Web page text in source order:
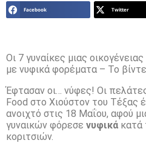
Facebook Twitter
Οι 7 γυναίκες μιας
με νυφικά φορέματα – Το
Έφτασαν οι… νύφες! Οι
Food στο Χιούστον του Τέξας
ανοιχτό στις 18 Μαΐου, αφού
γυναικών φόρεσε νυφικά κατά
κοριτσιών.